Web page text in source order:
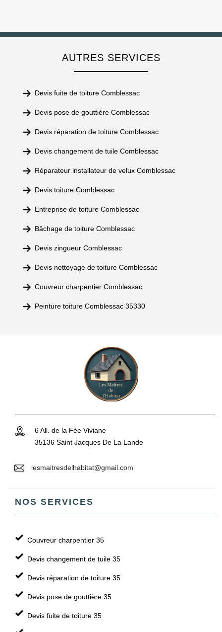
AUTRES SERVICES
Devis fuite de toiture Comblessac
Devis pose de gouttière Comblessac
Devis réparation de toiture Comblessac
Devis changement de tuile Comblessac
Réparateur installateur de velux Comblessac
Devis toiture Comblessac
Entreprise de toiture Comblessac
Bâchage de toiture Comblessac
Devis zingueur Comblessac
Devis nettoyage de toiture Comblessac
Couvreur charpentier Comblessac
Peinture toiture Comblessac 35330
6 All. de la Fée Viviane
35136 Saint Jacques De La Lande
lesmaitresdelhabitat@gmail.com
NOS SERVICES
Couvreur charpentier 35
Devis changement de tuile 35
Devis réparation de toiture 35
Devis pose de gouttière 35
Devis fuite de toiture 35